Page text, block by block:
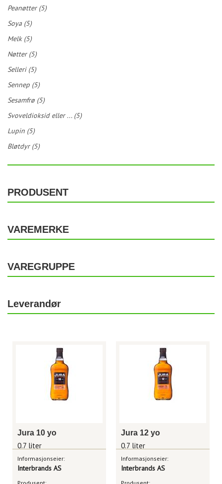
Peanøtter (5)
Soya (5)
Melk (5)
Nøtter (5)
Selleri (5)
Sennep (5)
Sesamfrø (5)
Svoveldioksid eller ... (5)
Lupin (5)
Bløtdyr (5)
PRODUSENT
VAREMERKE
VAREGRUPPE
Leverandør
Jura 10 yo
0.7 liter
Informasjonseier:
Interbrands AS
Jura 12 yo
0.7 liter
Informasjonseier:
Interbrands AS